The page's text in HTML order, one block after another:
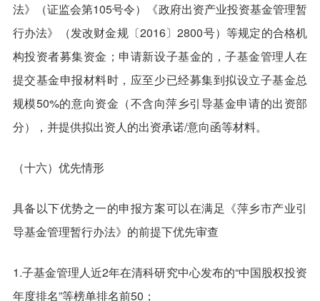
法》（证监会第105号令）《政府出资产业投资基金管理暂
行办法》（发改财金规〔2016〕2800号）等规定的合格机
构投资者募集资金；申请新设子基金的，子基金管理人在
提交基金申报材料时，应至少已经募集到拟设立子基金总
规模50%的意向资金（不含向萍乡引导基金申请的出资部
分），并提供拟出资人的出资承诺/意向函等材料。
（十六）优先情形
具备以下优势之一的申报方案可以在满足《萍乡市产业引
导基金管理暂行办法》的前提下优先审查
1.子基金管理人近2年在清科研究中心发布的“中国股权投资
年度排名”等榜单排名前50；